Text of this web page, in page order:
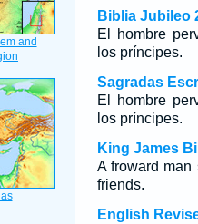
Biblia Jubileo
El hombre
los príncipes.
Sagradas
El hombre
los príncipes.
King James
A froward man
friends.
English